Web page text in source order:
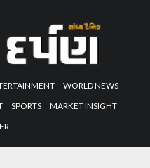
WORLD NEWS
SPORTS
MARKET INSIGHT